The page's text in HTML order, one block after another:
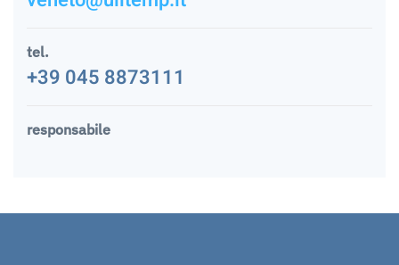
tel.
+39 045 8873111
responsabile